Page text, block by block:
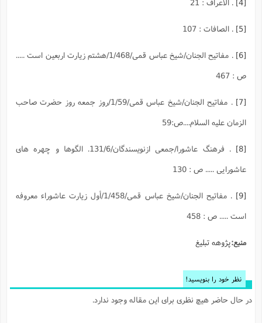
. الصافات : 107
. مفاتيح الجنان/شیخ عباس قمی/1/468/هشتم زيارت اربعين است .....
ص : 467
. مفاتيح الجنان/شیخ عباس قمی/1/59/روز جمعه روز حضرت صاحب
الزمان عليه السلام....ص:59
. فرهنگ عاشورا/جمعی ازنویسندگان/131/6. الگوها و چهره هاى
عاشورايى ..... ص : 130
. مفاتيح الجنان/شیخ عباس قمی/1/458/أول زيارت عاشوراء معروفه
است ..... ص : 458
منبع:پژوهه تبلیغ
نظر خود را بنویسید!
در حال حاضر هیچ نظری برای این مقاله وجود ندارد.